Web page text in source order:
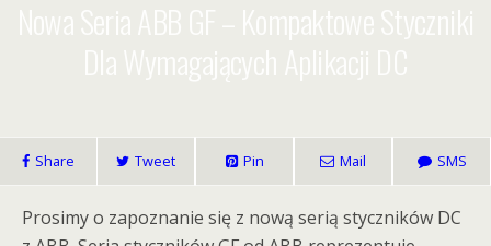
Share Tweet Pin Mail SMS
Prosimy o zapoznanie się z nową serią styczników DC